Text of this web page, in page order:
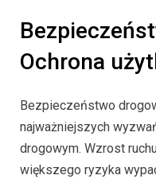
Ochrona
Bezpieczeństwo
najważniejszych
drogowym. Wzrost
większego ryzyka